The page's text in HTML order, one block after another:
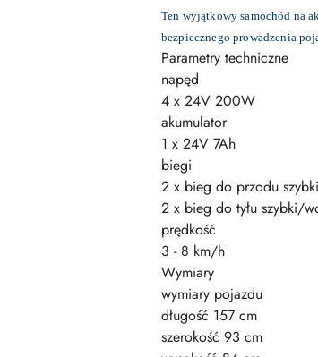
Ten wyjątkowy samochód na
bezpiecznego prowadzenia
Parametry techniczne
napęd
4 x 24V 200W
akumulator
1 x 24V 7Ah
biegi
2 x bieg do przodu
2 x bieg do tyłu szybki/
prędkość
3 - 8 km/h
Wymiary
wymiary pojazdu
długość 157 cm
szerokość 93 cm